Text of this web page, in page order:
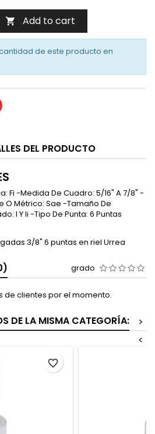
 Add to cart
de este producto en
DEL PRODUCTO
Fi -Medida De Cuadro: 5/16" A 7/8" -
O Métrico: Sae -Tamaño De
I Y Ii -Tipo De Punta: 6 Puntas
3/8" 6 puntas en riel Urrea
grado
de clientes por el momento.
DE LA MISMA CATEGORÍA:
>
<
favorite_border